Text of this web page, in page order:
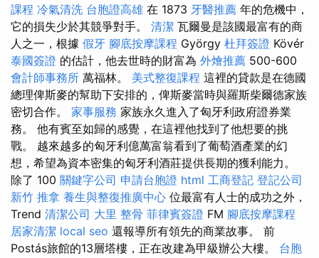
課程 冷氣清洗 台胞證高雄 在 1873 牙醫推薦 年的危機中，
它的損失少於其競爭對手。 清潔 瓦爾曼是該國最富有的商
人之一，根據 假牙 腳底按摩課程 György 杜拜簽證 Kövér
泰國簽證 的估計，他去世時的財富為 外燴推薦 500-600
會計師事務所 萬福林。 美式整復課程 這裡的貸款是在德國
總理俾斯麥的幫助下安排的，俾斯麥當時與羅斯柴爾德家族
密切合作。 家事服務 家族永久進入了匈牙利政府證券業
務。 他有賓至如歸的感覺，在這裡他找到了他想要的挑
戰。 越來越多的匈牙利億萬富翁看到了葡萄酒產業的幻
想，希望為資本密集的匈牙利酒莊提供長期的獲利能力。
除了 100 關鍵字公司 申請台胞證 html 工商登記 登記公司
新竹 推拿 養生與整復推廣中心 位最富有人士的成功之外，
Trend 清潔公司 大里 整骨 菲律賓簽證 FM 腳底按摩課程
居家清潔 local seo 還報導所有領先的商業故事。 前
Postás旅館的13層塔樓，正在改建為甲級辦公大樓。 台胞